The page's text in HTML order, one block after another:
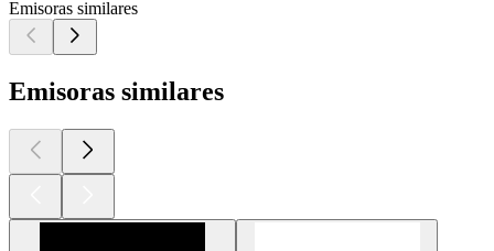
Emisoras similares
Emisoras similares